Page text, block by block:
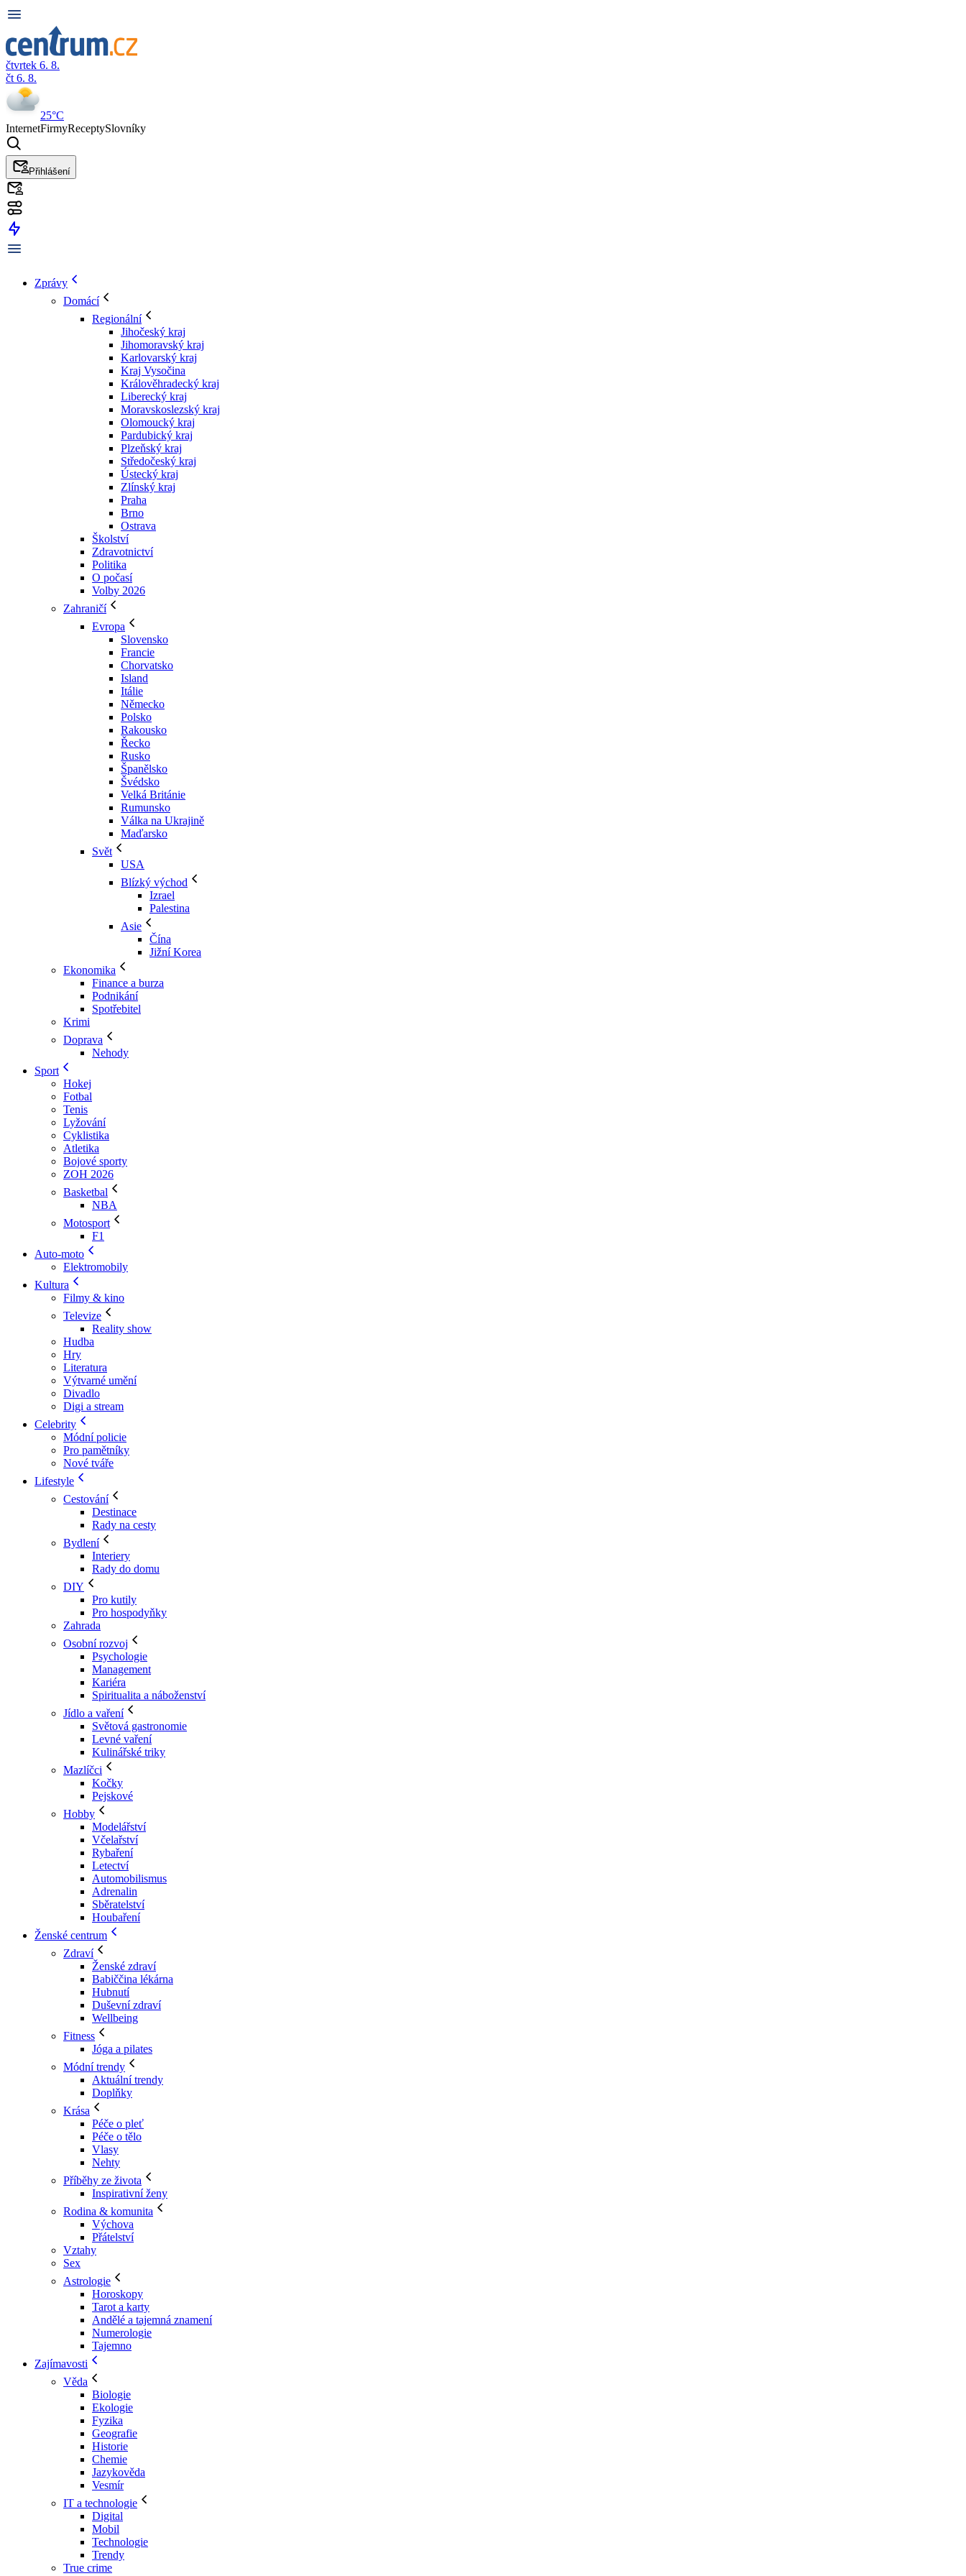
čtvrtek 6. 8.
čt 6. 8.
25°C
InternetFirmyReceptySlovníky
Přihlášení
Zprávy
Domácí
Regionální
Jihočeský kraj
Jihomoravský kraj
Karlovarský kraj
Kraj Vysočina
Králověhradecký kraj
Liberecký kraj
Moravskoslezský kraj
Olomoucký kraj
Pardubický kraj
Plzeňský kraj
Středočeský kraj
Ústecký kraj
Zlínský kraj
Praha
Brno
Ostrava
Školství
Zdravotnictví
Politika
O počasí
Volby 2026
Zahraničí
Evropa
Slovensko
Francie
Chorvatsko
Island
Itálie
Německo
Polsko
Rakousko
Řecko
Rusko
Španělsko
Švédsko
Velká Británie
Rumunsko
Válka na Ukrajině
Maďarsko
Svět
USA
Blízký východ
Izrael
Palestina
Asie
Čína
Jižní Korea
Ekonomika
Finance a burza
Podnikání
Spotřebitel
Krimi
Doprava
Nehody
Sport
Hokej
Fotbal
Tenis
Lyžování
Cyklistika
Atletika
Bojové sporty
ZOH 2026
Basketbal
NBA
Motosport
F1
Auto-moto
Elektromobily
Kultura
Filmy & kino
Televize
Reality show
Hudba
Hry
Literatura
Výtvarné umění
Divadlo
Digi a stream
Celebrity
Módní policie
Pro pamětníky
Nové tváře
Lifestyle
Cestování
Destinace
Rady na cesty
Bydlení
Interiery
Rady do domu
DIY
Pro kutily
Pro hospodyňky
Zahrada
Osobní rozvoj
Psychologie
Management
Kariéra
Spiritualita a náboženství
Jídlo a vaření
Světová gastronomie
Levné vaření
Kulinářské triky
Mazlíčci
Kočky
Pejskové
Hobby
Modelářství
Včelařství
Rybaření
Letectví
Automobilismus
Adrenalin
Sběratelství
Houbaření
Ženské centrum
Zdraví
Ženské zdraví
Babiččina lékárna
Hubnutí
Duševní zdraví
Wellbeing
Fitness
Jóga a pilates
Módní trendy
Aktuální trendy
Doplňky
Krása
Péče o pleť
Péče o tělo
Vlasy
Nehty
Příběhy ze života
Inspirativní ženy
Rodina & komunita
Výchova
Přátelství
Vztahy
Sex
Astrologie
Horoskopy
Tarot a karty
Andělé a tajemná znamení
Numerologie
Tajemno
Zajímavosti
Věda
Biologie
Ekologie
Fyzika
Geografie
Historie
Chemie
Jazykověda
Vesmír
IT a technologie
Digital
Mobil
Technologie
Trendy
True crime